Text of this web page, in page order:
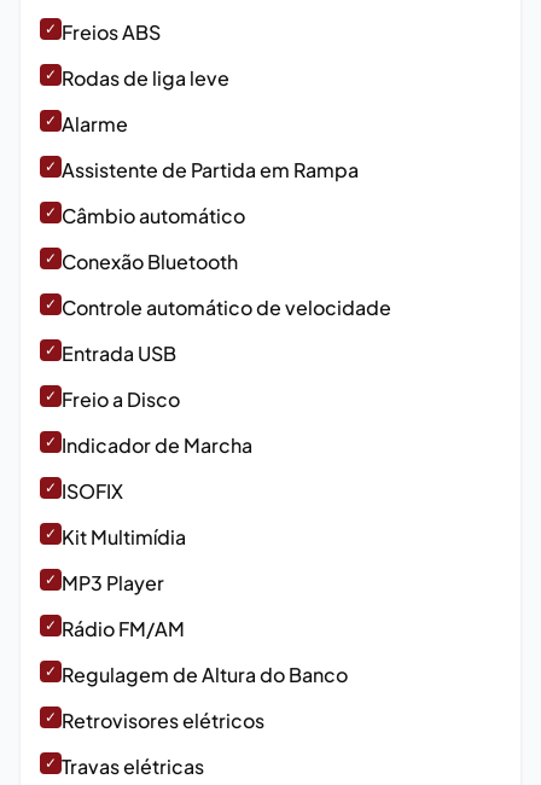
✓ Freios ABS
✓ Rodas de liga leve
✓ Alarme
✓ Assistente de Partida em Rampa
✓ Câmbio automático
✓ Conexão Bluetooth
✓ Controle automático de velocidade
✓ Entrada USB
✓ Freio a Disco
✓ Indicador de Marcha
✓ ISOFIX
✓ Kit Multimídia
✓ MP3 Player
✓ Rádio FM/AM
✓ Regulagem de Altura do Banco
✓ Retrovisores elétricos
✓ Travas elétricas